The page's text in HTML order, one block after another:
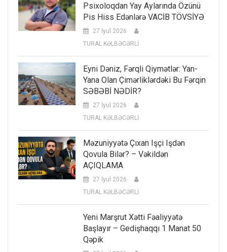
Psixoloqdan Yay Aylarında Özünü
Pis Hiss Edənlərə VACİB TÖVSİYƏ
27 İyul 2026
TURAL KƏLBƏCƏRLİ
Eyni Dəniz, Fərqli Qiymətlər: Yan-
Yana Olan Çimərliklərdəki Bu Fərqin
SƏBƏBİ NƏDİR?
27 İyul 2026
TURAL KƏLBƏCƏRLİ
Məzuniyyətə Çıxan Işçi Işdən
Qovula Bilər? – Vəkildən
AÇIQLAMA
27 İyul 2026
TURAL KƏLBƏCƏRLİ
Yeni Marşrut Xətti Fəaliyyətə
Başlayır – Gedişhaqqı 1 Manat 50
Qəpik